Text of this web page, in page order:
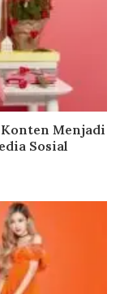
Menjadi
Sosial